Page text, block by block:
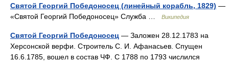
Святой Георгий Победоносец (линейный корабль, 1829) —
«Святой Георгий Победоносец» Служба …
Википедия
Святой Георгий Победоносец — Заложен 28.12.1783 на
Херсонской верфи. Строитель С. И. Афанасьев. Спущен
16.6.1785, вошел в состав ЧФ. С 1788 по 1793 числился